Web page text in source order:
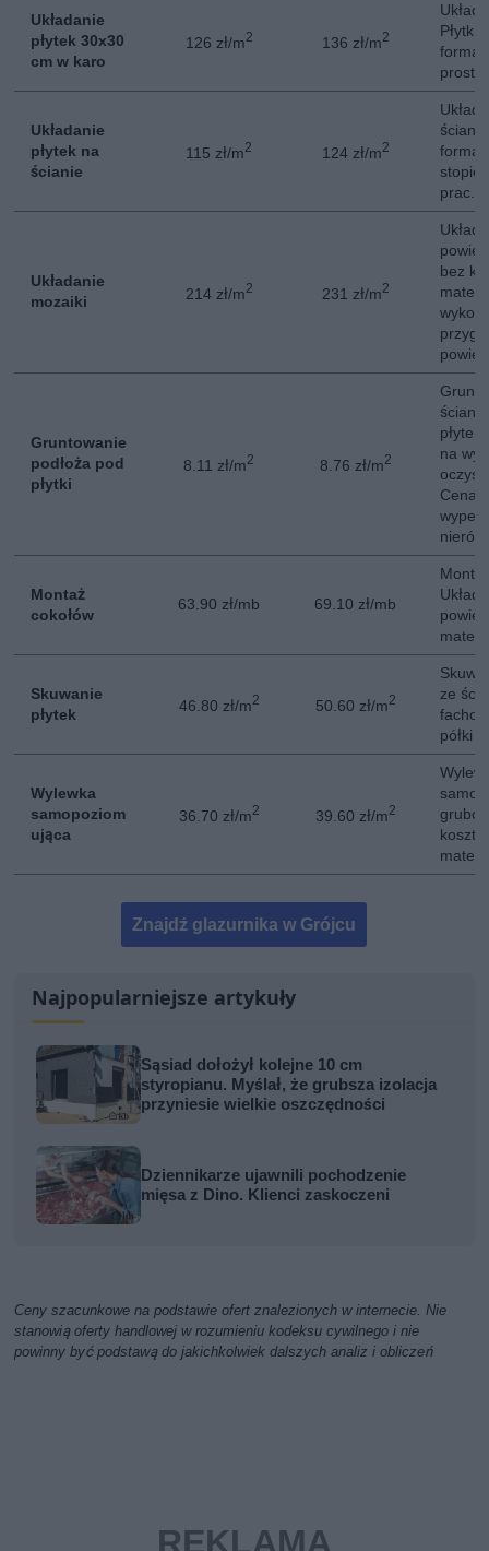
Układanie
płytek 30x30
cm w karo
126 zł/m2 136 zł/m2
Płytki
Układanie
płytek na
ścianie
115 zł/m2 124 zł/m2
format
prac.
Układanie
mozaiki
214 zł/m2 231 zł/m2
bez
Gruntowanie
podłoża pod
płytki
8.11 zł/m2 8.76 zł/m2
ścian
na
Cena
Montaż
cokołów
63.90 zł/mb 69.10 zł/mb
Skuwanie
płytek
46.80 zł/m2 50.60 zł/m2
ze
półki
Wylewka
samopoziom
ująca
36.70 zł/m2 39.60 zł/m2
Znajdź glazurnika w Grójcu
Najpopularniejsze artykuły
Sąsiad dołożył kolejne 10 cm
styropianu. Myślał, że grubsza izolacja
przyniesie wielkie oszczędności
Dziennikarze ujawnili pochodzenie
mięsa z Dino. Klienci zaskoczeni
Ceny szacunkowe na podstawie ofert znalezionych w internecie. Nie
stanowią oferty handlowej w rozumieniu kodeksu cywilnego i nie
powinny być podstawą do jakichkolwiek dalszych analiz i obliczeń